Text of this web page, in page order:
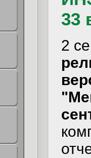
33
2